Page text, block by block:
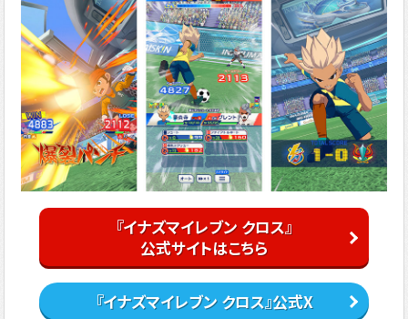
『イナズマイレブン クロス』
公式サイトはこちら
『イナズマイレブン クロス』公式X